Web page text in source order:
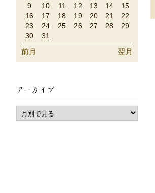
9
10 11 12 13 14
15
16
17 18 19 20 21
22
23
24 25 26 27 28
29
30
31
前月 翌月
アーカイブ